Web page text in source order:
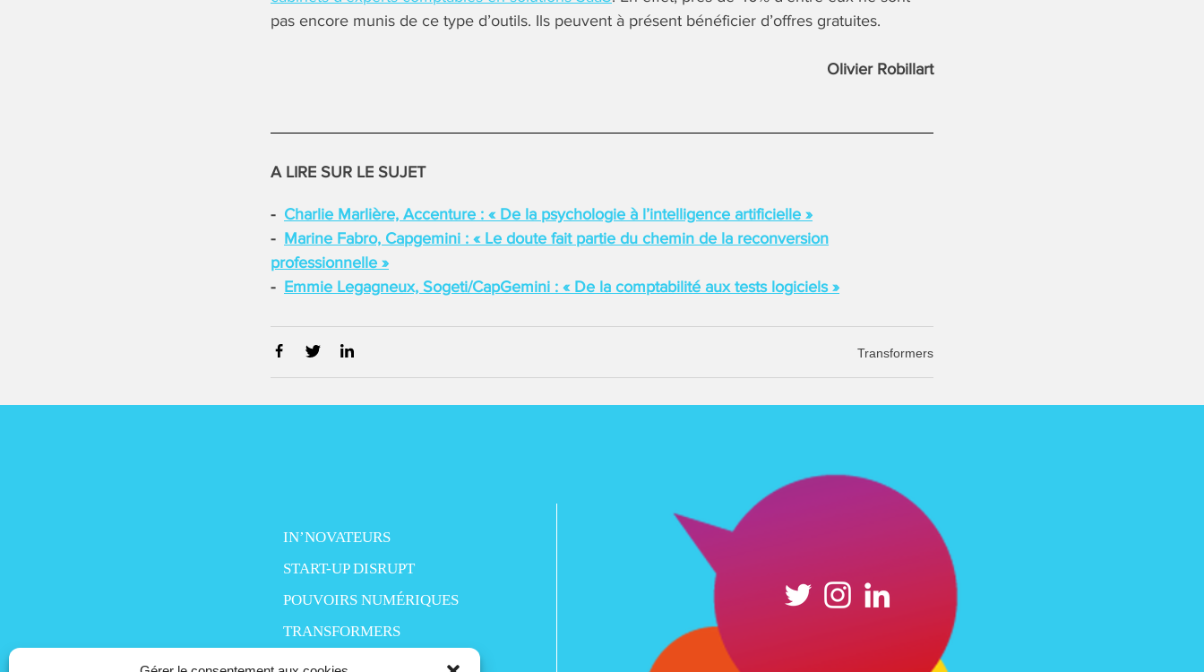
pas encore munis de ce type d’outils. Ils peuvent à présent bénéficier d’offres gratuites.
Olivier Robillart
A LIRE SUR LE SUJET
Charlie Marlière, Accenture : « De la psychologie à l’intelligence artificielle »
Marine Fabro, Capgemini : « Le doute fait partie du chemin de la reconversion
professionnelle »
Emmie Legagneux, Sogeti/CapGemini : « De la comptabilité aux tests logiciels »
Transformers
IN’NOVATEURS
START-UP DISRUPT
POUVOIRS NUMÉRIQUES
TRANSFORMERS
SMART LIFE